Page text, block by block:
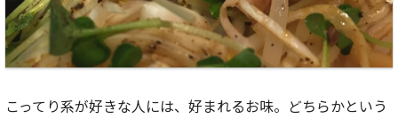
こってり系が好きな人には、好まれるお味。どちらかという